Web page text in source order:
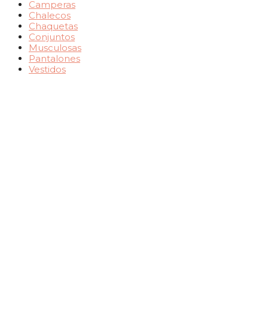
Camperas
Chalecos
Chaquetas
Conjuntos
Musculosas
Pantalones
Vestidos